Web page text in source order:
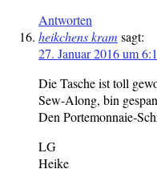
Antworten
heikchens kram sagt:
27. Januar 2016 um
Die Tasche ist toll
Sew-Along, bin
Den Portemonnaie-
LG
Heike